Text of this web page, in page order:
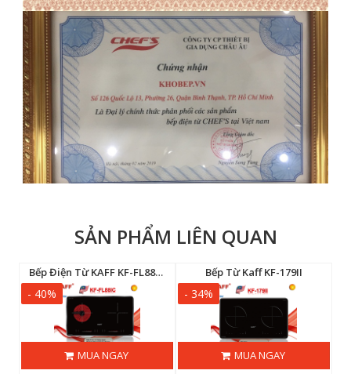
SẢN PHẨM LIÊN QUAN
Bếp Điện Từ KAFF KF-FL88IC New 2026
- 40%
MUA NGAY
Bếp Từ Kaff KF-179II
- 34%
MUA NGAY